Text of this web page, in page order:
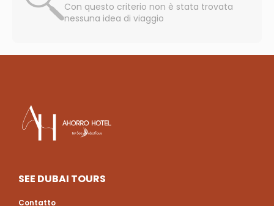
Con questo criterio non è stata trovata
nessuna idea di viaggio
SEE DUBAI TOURS
Contatto